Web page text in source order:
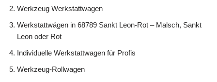
Werkzeug Werkstattwagen
Werkstattwägen in 68789 Sankt Leon-Rot – Malsch, Sankt
Leon oder Rot
Individuelle Werkstattwagen für Profis
Werkzeug-Rollwagen